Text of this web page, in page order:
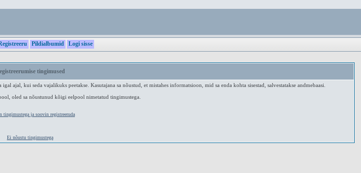
Pildialbumid Logi sisse
tingimused
ajal, kui seda vajalikuks peetakse. Kasutajana sa nõustud, et mistahes informatsioon, mid sa enda kohta sisestad, salvestatakse andmebaasi.
oled sa nõustunud kõigi eelpool nimetatud tingimustega.
tingimustega ja soovin registreeruda
Ei nõustu tingimustega